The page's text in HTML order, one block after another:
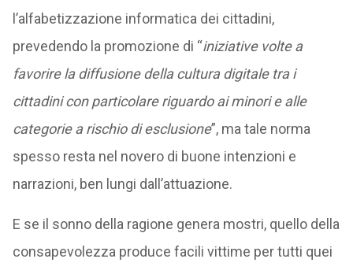
l’alfabetizzazione informatica dei cittadini,
prevedendo la promozione di “iniziative volte a
favorire la diffusione della cultura digitale tra i
cittadini con particolare riguardo ai minori e alle
categorie a rischio di esclusione”, ma tale norma
spesso resta nel novero di buone intenzioni e
narrazioni, ben lungi dall’attuazione.
E se il sonno della ragione genera mostri, quello della
consapevolezza produce facili vittime per tutti quei